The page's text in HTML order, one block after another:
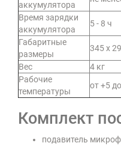
аккумулятора
Время зарядки
аккумулятора
5 - 8 ч
Габаритные
размеры
345 х
Вес
4 кг
Рабочие
температуры
от +5
Комплект
подавитель